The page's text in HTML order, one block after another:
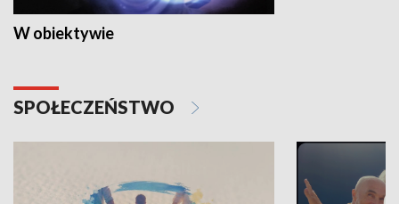
W obiektywie
SPOŁECZEŃSTWO